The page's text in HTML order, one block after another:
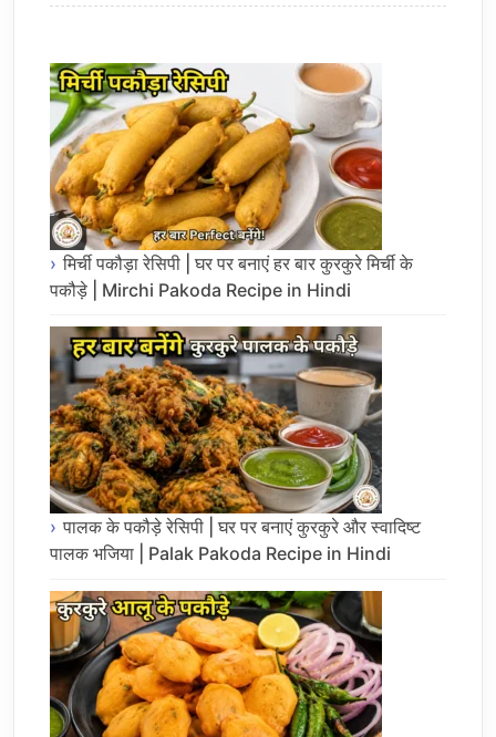
मिर्ची पकौड़ा रेसिपी | घर पर बनाएं हर बार कुरकुरे मिर्ची के
पकौड़े | Mirchi Pakoda Recipe in Hindi
पालक के पकौड़े रेसिपी | घर पर बनाएं कुरकुरे और स्वादिष्ट
पालक भजिया | Palak Pakoda Recipe in Hindi